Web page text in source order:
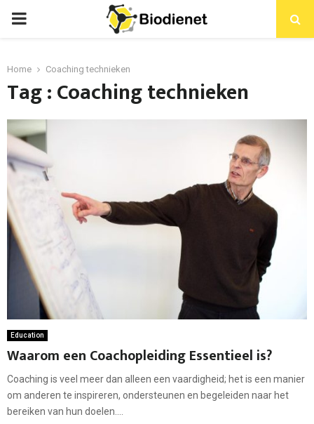
PRIMARY
Home Coaching technieken
Tag : Coaching technieken
Education
Waarom een Coachopleiding Essentieel is?
Coaching is veel meer dan alleen een vaardigheid; het is een manier
om anderen te inspireren, ondersteunen en begeleiden naar het
bereiken van hun doelen....